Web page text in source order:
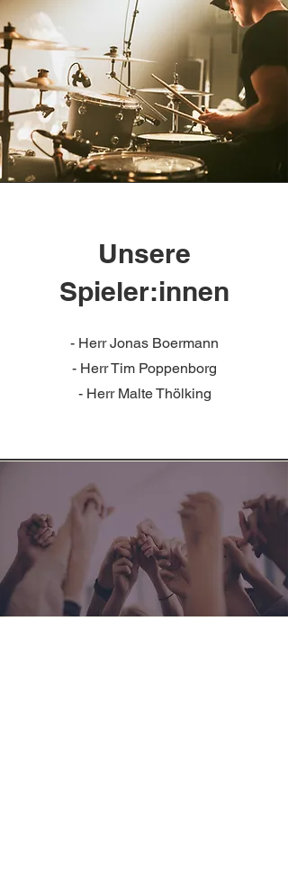
Unsere
Spieler:innen
- Herr Jonas Boermann
- Herr Tim Poppenborg
- Herr Malte Thölking